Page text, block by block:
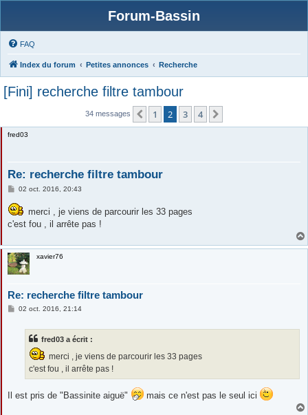
Forum-Bassin
FAQ
Index du forum Petites annonces Recherche
[Fini] recherche filtre tambour
34 messages Précédente
1 2 3 4
fred03
Re: recherche filtre tambour
M
s
s
a
g
02 oct. 2016, 20:43
merci , je viens de parcourir les 33 pages
c'est fou , il arrête pas !
xavier76
Re: recherche filtre tambour
M02 oct. 2016, 21:14
fred03 a écrit :
merci , je viens de parcourir les 33 pages
c'est fou , il arrête pas !
Il est pris de "Bassinite aiguë" mais ce n'est pas le seul ici